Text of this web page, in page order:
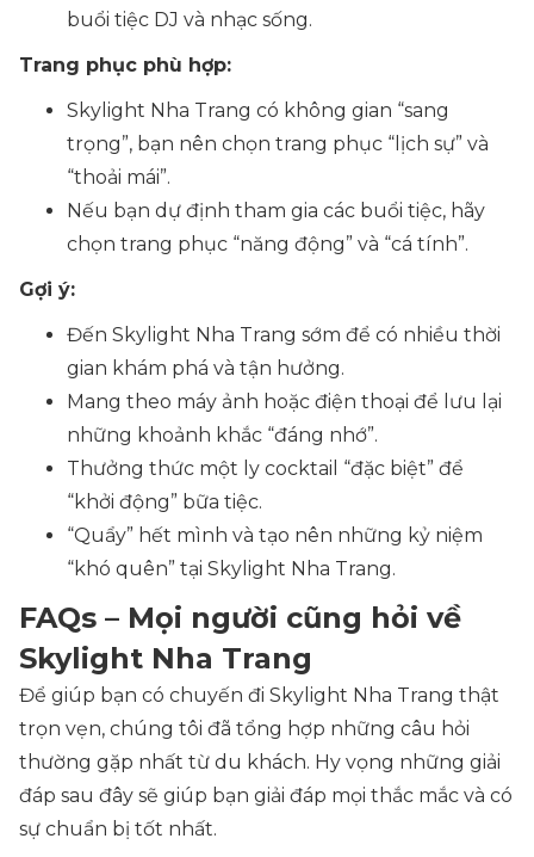
buổi tiệc DJ và nhạc sống.
Trang phục phù hợp:
Skylight Nha Trang có không gian “sang
trọng”, bạn nên chọn trang phục “lịch sự” và
“thoải mái”.
Nếu bạn dự định tham gia các buổi tiệc, hãy
chọn trang phục “năng động” và “cá tính”.
Gợi ý:
Đến Skylight Nha Trang sớm để có nhiều thời
gian khám phá và tận hưởng.
Mang theo máy ảnh hoặc điện thoại để lưu lại
những khoảnh khắc “đáng nhớ”.
Thưởng thức một ly cocktail “đặc biệt” để
“khởi động” bữa tiệc.
“Quẩy” hết mình và tạo nên những kỷ niệm
“khó quên” tại Skylight Nha Trang.
FAQs – Mọi người cũng hỏi về
Skylight Nha Trang
Để giúp bạn có chuyến đi Skylight Nha Trang thật
trọn vẹn, chúng tôi đã tổng hợp những câu hỏi
thường gặp nhất từ du khách. Hy vọng những giải
đáp sau đây sẽ giúp bạn giải đáp mọi thắc mắc và có
sự chuẩn bị tốt nhất.